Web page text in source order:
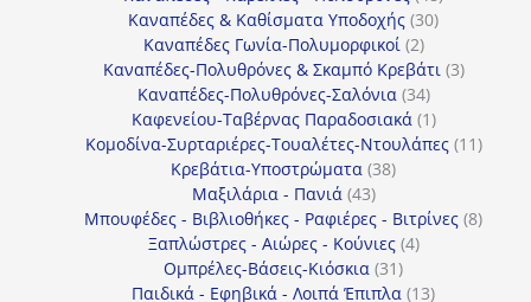
προϊόντα
Καναπέδες & Καθίσματα Υποδοχής 3030
Καναπέδες Γωνία-Πολυμορφικοί 22
προϊόντα
Καναπέδες-Πολυθρόνες & Σκαμπό Κρεβάτι 33
Καναπέδες-Πολυθρόνες-Σαλόνια 3434
προϊόντα
Καφενείου-Ταβέρνας Παραδοσιακά 11
προϊόν
Κομοδίνα-Συρταριέρες-Τουαλέτες-Ντουλάπες 1111
Κρεβάτια-Υποστρώματα 3838
Μαξιλάρια - Πανιά 4343
προϊόντα
Μπουφέδες - Βιβλιοθήκες - Ραφιέρες - Βιτρίνες 88
Ξαπλώστρες - Αιώρες - Κούνιες 44
Ομπρέλες-Βάσεις-Κιόσκια 3131
προϊόντα
Παιδικά - Εφηβικά - Λοιπά Έπιπλα 1313